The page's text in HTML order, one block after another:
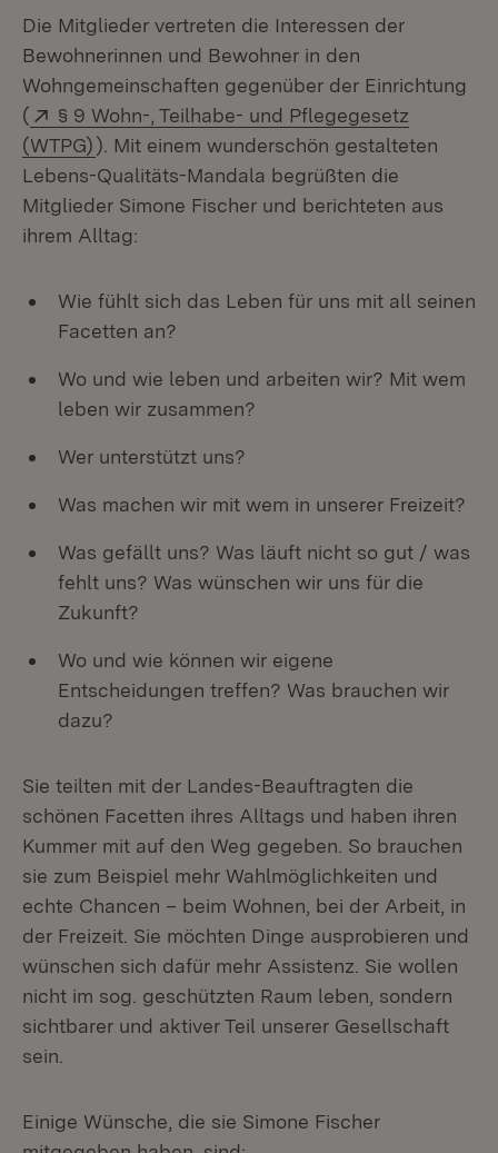
Die Mitglieder vertreten die Interessen der
Bewohnerinnen und Bewohner in den
Wohngemeinschaften gegenüber der Einrichtung
(
Extern:
§ 9 Wohn-, Teilhabe- und Pflegegesetz
(WTPG)(Öffnet in neuem Fenster)
). Mit einem wunderschön gestalteten
Lebens-Qualitäts-Mandala begrüßten die
Mitglieder Simone Fischer und berichteten aus
ihrem Alltag:
Wie fühlt sich das Leben für uns mit all seinen
Facetten an?
Wo und wie leben und arbeiten wir? Mit wem
leben wir zusammen?
Wer unterstützt uns?
Was machen wir mit wem in unserer Freizeit?
Was gefällt uns? Was läuft nicht so gut / was
fehlt uns? Was wünschen wir uns für die
Zukunft?
Wo und wie können wir eigene
Entscheidungen treffen? Was brauchen wir
dazu?
Sie teilten mit der Landes-Beauftragten die
schönen Facetten ihres Alltags und haben ihren
Kummer mit auf den Weg gegeben. So brauchen
sie zum Beispiel mehr Wahlmöglichkeiten und
echte Chancen – beim Wohnen, bei der Arbeit, in
der Freizeit. Sie möchten Dinge ausprobieren und
wünschen sich dafür mehr Assistenz. Sie wollen
nicht im sog. geschützten Raum leben, sondern
sichtbarer und aktiver Teil unserer Gesellschaft
sein.
Einige Wünsche, die sie Simone Fischer